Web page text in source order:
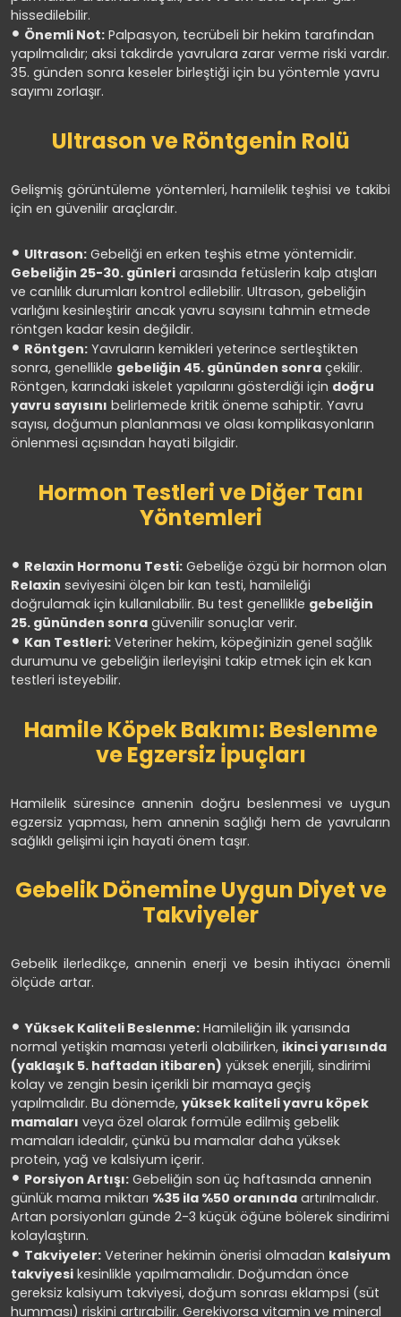
hissedilebilir.
Önemli Not: Palpasyon, tecrübeli bir hekim tarafından
yapılmalıdır; aksi takdirde yavrulara zarar verme riski vardır.
35. günden sonra keseler birleştiği için bu yöntemle yavru
sayımı zorlaşır.
Ultrason ve Röntgenin Rolü
Gelişmiş görüntüleme yöntemleri, hamilelik teşhisi ve takibi
için en güvenilir araçlardır.
Ultrason: Gebeliği en erken teşhis etme yöntemidir.
Gebeliğin 25-30. günleri arasında fetüslerin kalp atışları
ve canlılık durumları kontrol edilebilir. Ultrason, gebeliğin
varlığını kesinleştirir ancak yavru sayısını tahmin etmede
röntgen kadar kesin değildir.
Röntgen: Yavruların kemikleri yeterince sertleştikten
sonra, genellikle gebeliğin 45. gününden sonra çekilir.
Röntgen, karındaki iskelet yapılarını gösterdiği için doğru
yavru sayısını belirlemede kritik öneme sahiptir. Yavru
sayısı, doğumun planlanması ve olası komplikasyonların
önlenmesi açısından hayati bilgidir.
Hormon Testleri ve Diğer Tanı
Yöntemleri
Relaxin Hormonu Testi: Gebeliğe özgü bir hormon olan
Relaxin seviyesini ölçen bir kan testi, hamileliği
doğrulamak için kullanılabilir. Bu test genellikle gebeliğin
25. gününden sonra güvenilir sonuçlar verir.
Kan Testleri: Veteriner hekim, köpeğinizin genel sağlık
durumunu ve gebeliğin ilerleyişini takip etmek için ek kan
testleri isteyebilir.
Hamile Köpek Bakımı: Beslenme
ve Egzersiz İpuçları
Hamilelik süresince annenin doğru beslenmesi ve uygun
egzersiz yapması, hem annenin sağlığı hem de yavruların
sağlıklı gelişimi için hayati önem taşır.
Gebelik Dönemine Uygun Diyet ve
Takviyeler
Gebelik ilerledikçe, annenin enerji ve besin ihtiyacı önemli
ölçüde artar.
Yüksek Kaliteli Beslenme: Hamileliğin ilk yarısında
normal yetişkin maması yeterli olabilirken, ikinci yarısında
(yaklaşık 5. haftadan itibaren) yüksek enerjili, sindirimi
kolay ve zengin besin içerikli bir mamaya geçiş
yapılmalıdır. Bu dönemde, yüksek kaliteli yavru köpek
mamaları veya özel olarak formüle edilmiş gebelik
mamaları idealdir, çünkü bu mamalar daha yüksek
protein, yağ ve kalsiyum içerir.
Porsiyon Artışı: Gebeliğin son üç haftasında annenin
günlük mama miktarı %35 ila %50 oranında artırılmalıdır.
Artan porsiyonları günde 2-3 küçük öğüne bölerek sindirimi
kolaylaştırın.
Takviyeler: Veteriner hekimin önerisi olmadan kalsiyum
takviyesi kesinlikle yapılmamalıdır. Doğumdan önce
gereksiz kalsiyum takviyesi, doğum sonrası eklampsi (süt
humması) riskini artırabilir. Gerekiyorsa vitamin ve mineral